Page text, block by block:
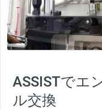
ASSISTでエ
ル交換